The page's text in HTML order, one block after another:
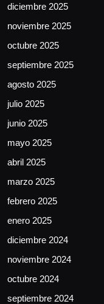
diciembre 2025
noviembre 2025
octubre 2025
septiembre 2025
agosto 2025
julio 2025
junio 2025
mayo 2025
abril 2025
marzo 2025
febrero 2025
enero 2025
diciembre 2024
noviembre 2024
octubre 2024
septiembre 2024